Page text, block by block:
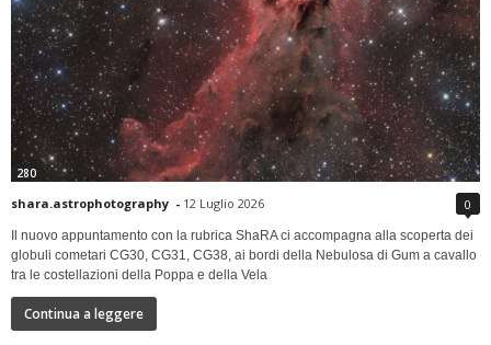
280
shara.astrophotography - 12 Luglio 2026 0
Il nuovo appuntamento con la rubrica ShaRA ci accompagna alla scoperta dei
globuli cometari CG30, CG31, CG38, ai bordi della Nebulosa di Gum a cavallo
tra le costellazioni della Poppa e della Vela
Continua a leggere